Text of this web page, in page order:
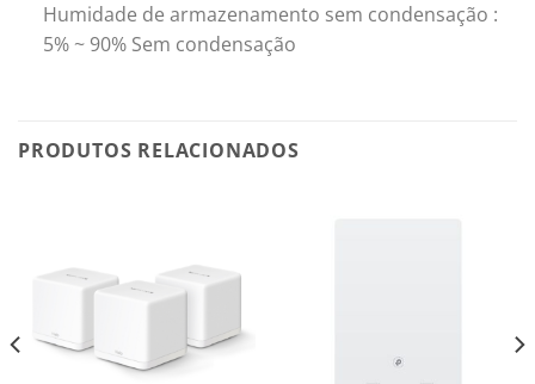
Humidade de armazenamento sem condensação :
5% ~ 90% Sem condensação
PRODUTOS RELACIONADOS